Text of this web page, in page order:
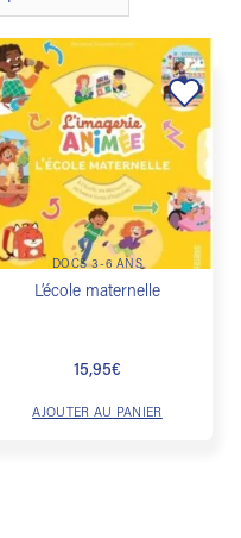
Ajouter
à la
souhaits
DOCS 3-6 ANS
L’école maternelle
15,95€
AJOUTER AU PANIER